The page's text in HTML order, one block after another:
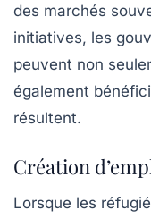
des marchés
initiatives, les
peuvent non
également
résultent.
Création
Lorsque les